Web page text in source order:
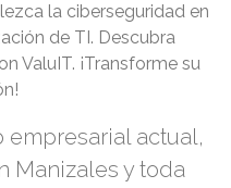
la ciberseguridad en
de TI. Descubra
ValuIT. ¡Transforme su
empresarial actual,
Manizales y toda